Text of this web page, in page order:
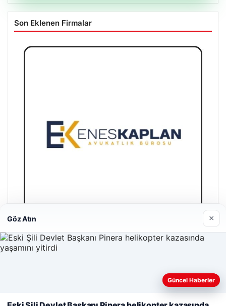
Son Eklenen Firmalar
Enes Kaplan Avukatlık Bürosu
Web sitemizi nasıl kullandığınızı daha iyi anlayabilmek,
Göz Atın ×
Güncel Haberler